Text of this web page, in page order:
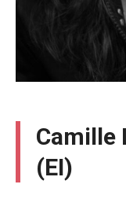
Camille
(EI)